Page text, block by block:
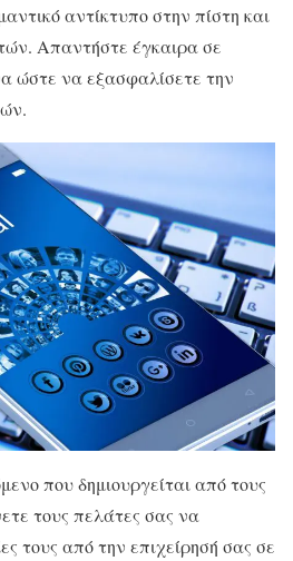
αντίκτυπο στην πίστη και
Απαντήστε έγκαιρα σε
ώστε να εξασφαλίσετε την
που δημιουργείται από τους
τους πελάτες σας να
τους από την επιχείρησή σας σε